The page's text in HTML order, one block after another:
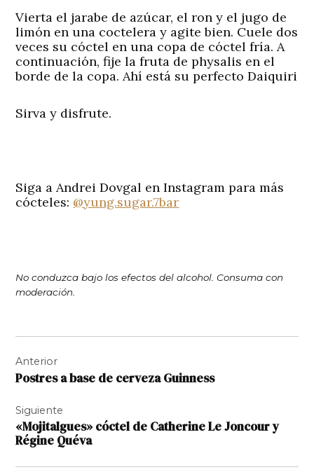
Vierta el jarabe de azúcar, el ron y el jugo de
limón en una coctelera y agite bien. Cuele dos
veces su cóctel en una copa de cóctel fría. A
continuación, fije la fruta de physalis en el
borde de la copa. Ahí está su perfecto Daiquiri
Sirva y disfrute.
Siga a Andrei Dovgal en Instagram para más
cócteles: @yung.sugar.7bar
No conduzca bajo los efectos del alcohol. Consuma con
moderación.
de
entradas
Anterior
Postres a base de cerveza Guinness
Siguiente
«Mojitalgues» cóctel de Catherine Le Joncour y
Régine Quéva